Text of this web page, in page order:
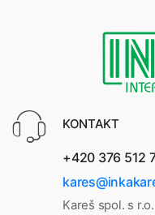
KONTAKT
+420 376 512
Kareš spol. s r.o.